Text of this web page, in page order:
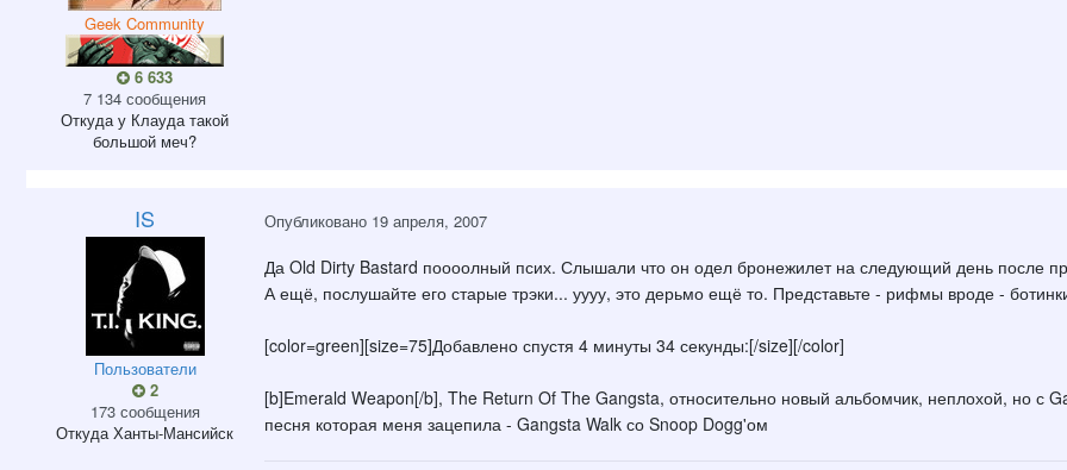
Geek Community
6 633
7 134 сообщения
Откудау Клауда такой
большой меч?
IS
Пользователи
2
173 сообщения
ОткудаХанты-Мансийск
Опубликовано 19 апреля, 2007
Да Old Dirty Bastard поооолный псих. Слышали что он одел бронежилет на следующий день после
А ещё, послушайте его старые трэки... уууу, это дерьмо ещё то. Представьте - рифмы вроде -
[color=green][size=75]Добавлено спустя 4 минуты 34 секунды:[/size][/color]
[b]Emerald Weapon[/b], The Return Of The Gangsta, относительно новый альбомчик, неплохой, но с
песня которая меня зацепила - Gangsta Walk со Snoop Dogg'ом